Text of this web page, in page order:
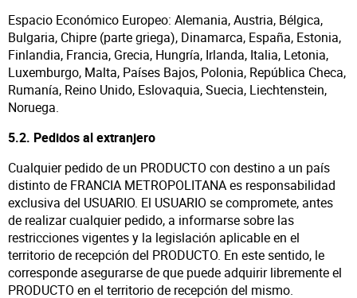
Espacio Económico Europeo: Alemania, Austria, Bélgica,
Bulgaria, Chipre (parte griega), Dinamarca, España, Estonia,
Finlandia, Francia, Grecia, Hungría, Irlanda, Italia, Letonia,
Luxemburgo, Malta, Países Bajos, Polonia, República Checa,
Rumanía, Reino Unido, Eslovaquia, Suecia, Liechtenstein,
Noruega.
5.2. Pedidos al extranjero
Cualquier pedido de un PRODUCTO con destino a un país
distinto de FRANCIA METROPOLITANA es responsabilidad
exclusiva del USUARIO. El USUARIO se compromete, antes
de realizar cualquier pedido, a informarse sobre las
restricciones vigentes y la legislación aplicable en el
territorio de recepción del PRODUCTO. En este sentido, le
corresponde asegurarse de que puede adquirir libremente el
PRODUCTO en el territorio de recepción del mismo.